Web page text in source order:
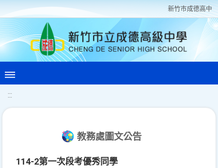
新竹巿成德高中
:::
教務處圖文公告
114-2第一次段考優秀同學